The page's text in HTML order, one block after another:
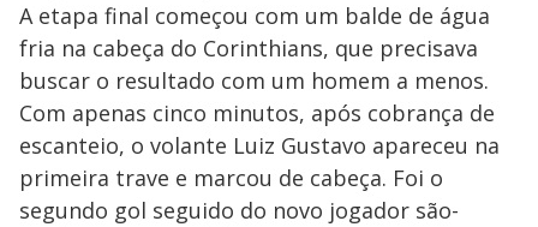
A etapa final começou com um balde de água
fria na cabeça do Corinthians, que precisava
buscar o resultado com um homem a menos.
Com apenas cinco minutos, após cobrança de
escanteio, o volante Luiz Gustavo apareceu na
primeira trave e marcou de cabeça. Foi o
segundo gol seguido do novo jogador são-